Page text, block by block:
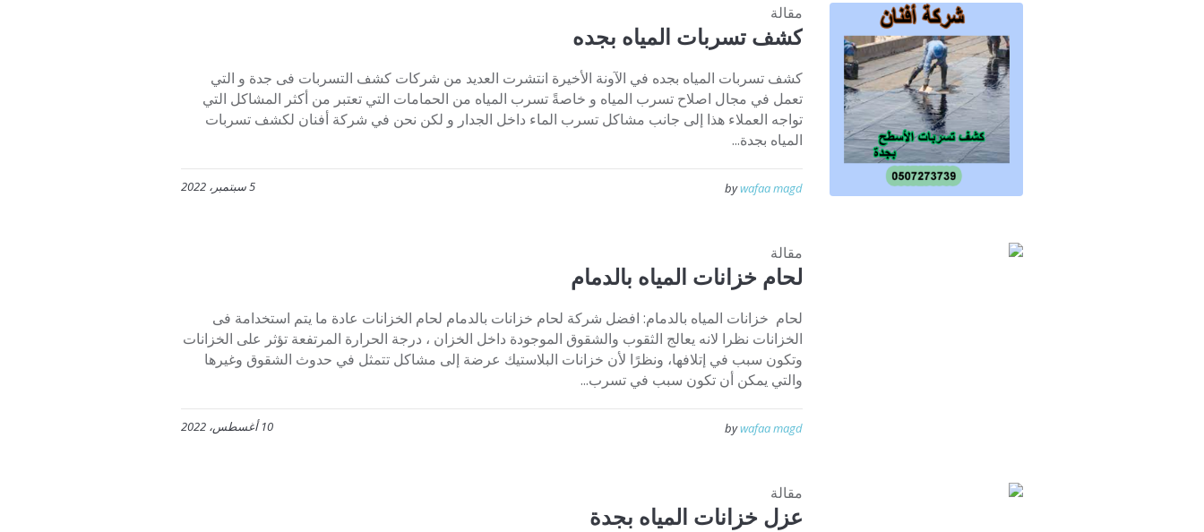
مقالة
كشف تسربات المياه بجده
كشف تسربات المياه بجده في الآونة الأخيرة انتشرت العديد من شركات كشف التسربات فى جدة و التي
تعمل في مجال اصلاح تسرب المياه و خاصةً تسرب المياه من الحمامات التي تعتبر من أكثر المشاكل التي
تواجه العملاء هذا إلى جانب مشاكل تسرب الماء داخل الجدار و لكن نحن في شركة أفنان لكشف تسربات
المياه بجدة...
5 سبتمبر، 2022 bywafaa magd
مقالة
لحام خزانات المياه بالدمام
لحام خزانات المياه بالدمام: افضل شركة لحام خزانات بالدمام لحام الخزانات عادة ما يتم استخدامة فى
الخزانات نظرا لانه يعالج الثقوب والشقوق الموجودة داخل الخزان ، درجة الحرارة المرتفعة تؤثر على الخزانات
وتكون سبب في إتلافها، ونظرًا لأن خزانات البلاستيك عرضة إلى مشاكل تتمثل في حدوث الشقوق وغيرها
والتي يمكن أن تكون سبب في تسرب...
10 أغسطس، 2022 bywafaa magd
مقالة
عزل خزانات المياه بجدة